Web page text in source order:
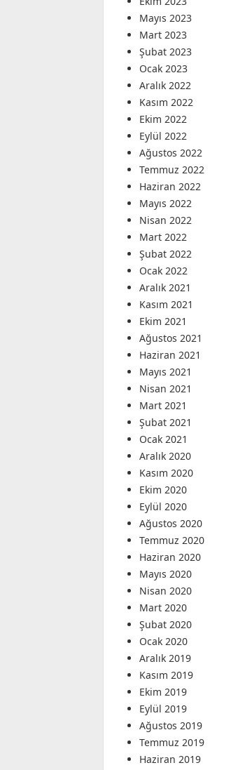
Mayıs 2023
Mart 2023
Şubat 2023
Ocak 2023
Aralık 2022
Kasım 2022
Ekim 2022
Eylül 2022
Ağustos 2022
Temmuz 2022
Haziran 2022
Mayıs 2022
Nisan 2022
Mart 2022
Şubat 2022
Ocak 2022
Aralık 2021
Kasım 2021
Ekim 2021
Ağustos 2021
Haziran 2021
Mayıs 2021
Nisan 2021
Mart 2021
Şubat 2021
Ocak 2021
Aralık 2020
Kasım 2020
Ekim 2020
Eylül 2020
Ağustos 2020
Temmuz 2020
Haziran 2020
Mayıs 2020
Nisan 2020
Mart 2020
Şubat 2020
Ocak 2020
Aralık 2019
Kasım 2019
Ekim 2019
Eylül 2019
Ağustos 2019
Temmuz 2019
Haziran 2019